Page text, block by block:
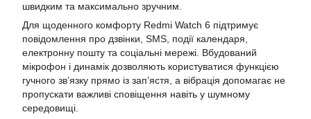
швидким та максимально зручним.
Для щоденного комфорту Redmi Watch 6 підтримує
повідомлення про дзвінки, SMS, події календаря,
електронну пошту та соціальні мережі. Вбудований
мікрофон і динамік дозволяють користуватися функцією
гучного зв’язку прямо із зап’ястя, а вібрація допомагає не
пропускати важливі сповіщення навіть у шумному
середовищі.